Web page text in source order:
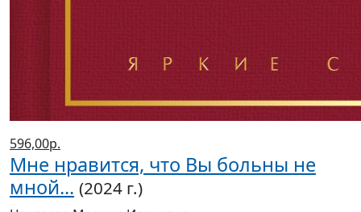
596,00р.
Мне нравится, что Вы больны не
мной... (2024 г.)